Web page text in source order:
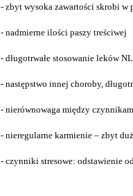
- zbyt wysoka zawartości skrobi w
- nadmierne ilości paszy treściwej
- długotrwałe stosowanie leków
- następstwo innej choroby,
- nierównowaga między
- nieregularne karmienie – zbyt
- czynniki stresowe: odstawienie od